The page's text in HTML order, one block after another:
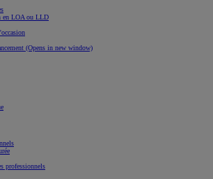
en LOA ou LLD
(Opens in new window)
professionnels